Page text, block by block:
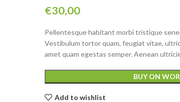
€30,00
Pellentesque habitant morbi tristique
Vestibulum tortor quam, feugiat vitae,
amet quam egestas semper. Aenean
BUY ON
Add to wishlist